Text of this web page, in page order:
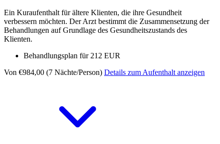
Ein Kuraufenthalt für ältere Klienten, die ihre Gesundheit
verbessern möchten. Der Arzt bestimmt die Zusammensetzung der
Behandlungen auf Grundlage des Gesundheitszustands des
Klienten.
Behandlungsplan für 212 EUR
Von €984,00 (7 Nächte/Person) Details zum Aufenthalt anzeigen